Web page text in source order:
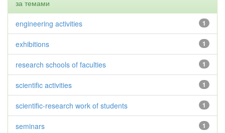
за темами
1
engineering activities
1
exhibitions
1
research schools of faculties
1
scientific activities
1
scientific-research work of students
1
seminars